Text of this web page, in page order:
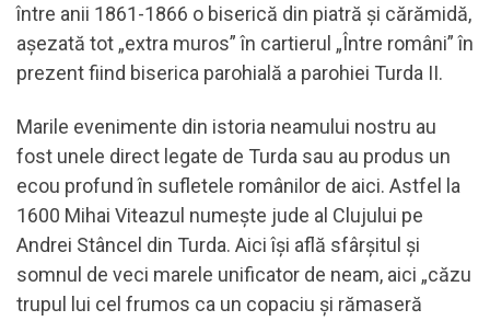
între anii 1861-1866 o biserică din piatră și cărămidă,
așezată tot „extra muros” în cartierul „Între români” în
prezent fiind biserica parohială a parohiei Turda II.
Marile evenimente din istoria neamului nostru au
fost unele direct legate de Turda sau au produs un
ecou profund în sufletele românilor de aici. Astfel la
1600 Mihai Viteazul numește jude al Clujului pe
Andrei Stâncel din Turda. Aici își află sfârșitul și
somnul de veci marele unificator de neam, aici „căzu
trupul lui cel frumos ca un copaciu și rămaseră